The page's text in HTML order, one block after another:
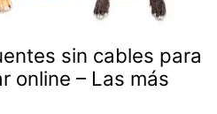
sin cables para
online – Las más